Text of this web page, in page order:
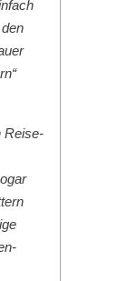
Reise­